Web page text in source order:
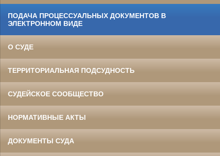
ПОДАЧА ПРОЦЕССУАЛЬНЫХ ДОКУМЕНТОВ В
ЭЛЕКТРОННОМ ВИДЕ
О СУДЕ
ТЕРРИТОРИАЛЬНАЯ ПОДСУДНОСТЬ
СУДЕЙСКОЕ СООБЩЕСТВО
НОРМАТИВНЫЕ АКТЫ
ДОКУМЕНТЫ СУДА